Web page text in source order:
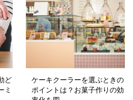
ど
ミ
ケーキクーラーを選ぶときの
ポイントは？お菓子作りの効